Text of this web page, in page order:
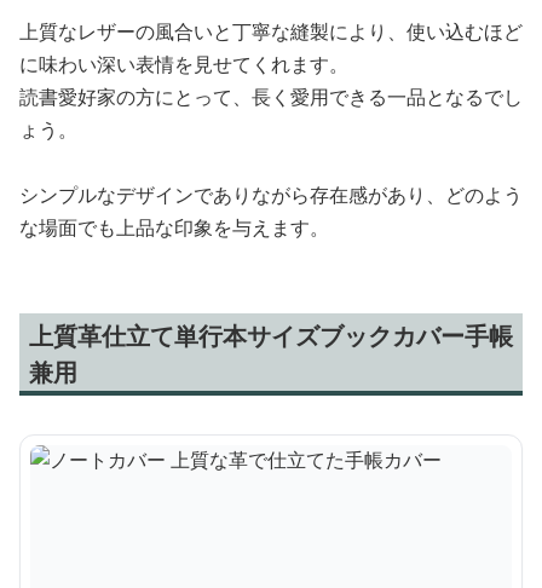
上質なレザーの風合いと丁寧な縫製により、使い込むほど
に味わい深い表情を見せてくれます。
読書愛好家の方にとって、長く愛用できる一品となるでし
ょう。
シンプルなデザインでありながら存在感があり、どのよう
な場面でも上品な印象を与えます。
上質革仕立て単行本サイズブックカバー手帳
兼用